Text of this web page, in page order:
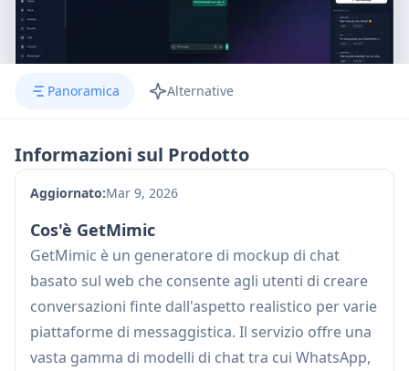
Panoramica Alternative
Informazioni sul Prodotto
Aggiornato:Mar 9, 2026
Cos'è GetMimic
GetMimic è un generatore di mockup di chat
basato sul web che consente agli utenti di creare
conversazioni finte dall'aspetto realistico per varie
piattaforme di messaggistica. Il servizio offre una
vasta gamma di modelli di chat tra cui WhatsApp,